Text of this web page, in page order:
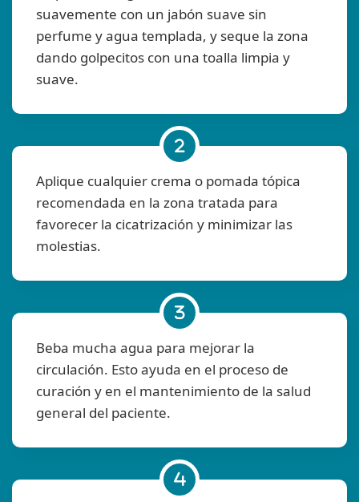
suavemente con un jabón suave sin
perfume y agua templada, y seque la zona
dando golpecitos con una toalla limpia y
suave.
Aplique cualquier crema o pomada tópica
recomendada en la zona tratada para
favorecer la cicatrización y minimizar las
molestias.
Beba mucha agua para mejorar la
circulación. Esto ayuda en el proceso de
curación y en el mantenimiento de la salud
general del paciente.